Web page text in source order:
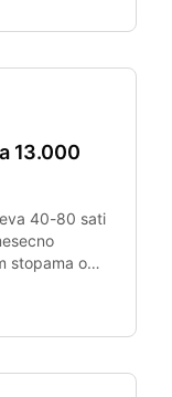
13.000
40-80 sati
stopama od